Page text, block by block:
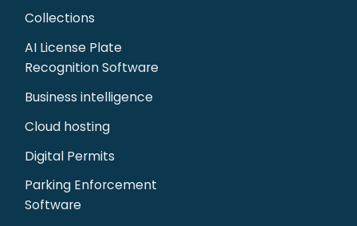
Collections
AI License Plate
Recognition Software
Business intelligence
Cloud hosting
Digital Permits
Parking Enforcement
Software